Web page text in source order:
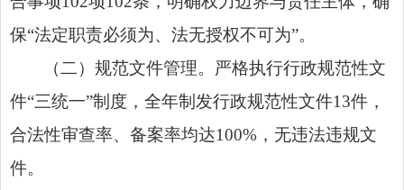
保“法定职责必须为、法无授权不可为”。
（二）规范文件管理。严格执行行政规范性文
件“三统一”制度，全年制发行政规范性文件13件，
合法性审查率、备案率均达100%，无违法违规文
件。